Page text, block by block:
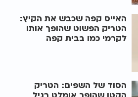
האייס קפה שכבש את הקיץ:
הטריק הפשוט שהופך אותו
לקרמי כמו בבית קפה
הסוד של השפים: הטריק